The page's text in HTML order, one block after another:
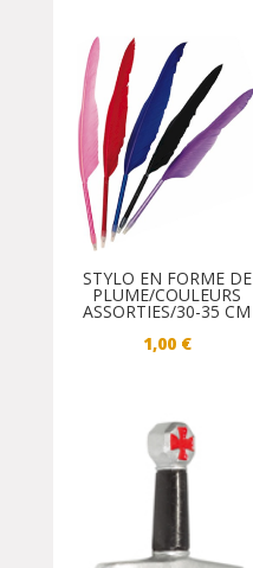
STYLO EN FORME DE
PLUME/COULEURS
ASSORTIES/30-35 CM
1,00 €